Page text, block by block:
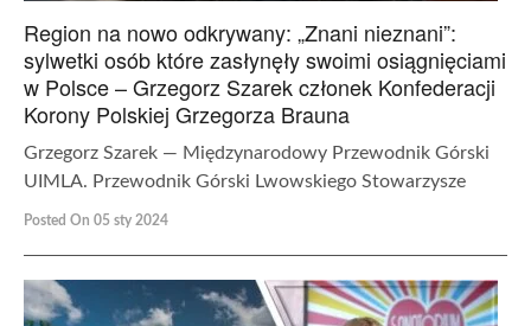
Region na nowo odkrywany: „Znani nieznani”:
sylwetki osób które zasłynęły swoimi osiągnięciami
w Polsce – Grzegorz Szarek członek Konfederacji
Korony Polskiej Grzegorza Brauna
Grzegorz Szarek — Międzynarodowy Przewodnik Górski
UIMLA. Przewodnik Górski Lwowskiego Stowarzysze
Posted On 05 sty 2024